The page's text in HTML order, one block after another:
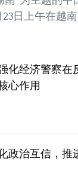
日上午在越南
化经济警察在
心作用
政治互信，推